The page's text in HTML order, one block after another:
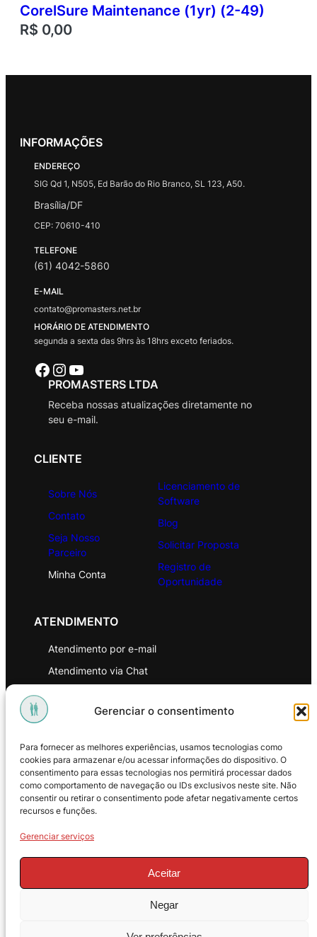
Gerenciar o consentimento
Para fornecer as melhores experiências, usamos tecnologias como
cookies para armazenar e/ou acessar informações do dispositivo. O
consentimento para essas tecnologias nos permitirá processar dados
como comportamento de navegação ou IDs exclusivos neste site. Não
consentir ou retirar o consentimento pode afetar negativamente certos
recursos e funções.
Gerenciar serviços
Aceitar
Negar
CorelSure Maintenance (1yr) (2-49)
R$ 0,00
INFORMAÇÕES
ENDEREÇO
SIG Qd 1, N505, Ed Barão do Rio Branco, SL 123, A50.
Brasília/DF
CEP: 70610-410
TELEFONE
(61) 4042-5860
E-MAIL
contato@promasters.net.br
HORÁRIO DE ATENDIMENTO
segunda a sexta das 9hrs às 18hrs exceto feriados.
Facebook Instagram Youtube
PROMASTERS LTDA
Receba nossas atualizações diretamente no
seu e-mail.
CLIENTE
Sobre Nós
Contato
Seja Nosso
Parceiro
Minha Conta
Licenciamento de
Software
Blog
Solicitar Proposta
Registro de
Oportunidade
ATENDIMENTO
Atendimento por e-mail
Atendimento via Chat
Política de Privacidade
Política de Troca e Devoluções
Política de Reembolso